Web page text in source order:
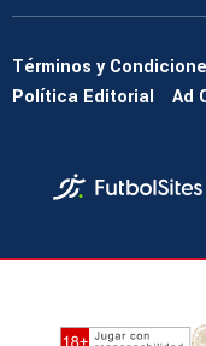
Términos y
Política Editorial
Ad